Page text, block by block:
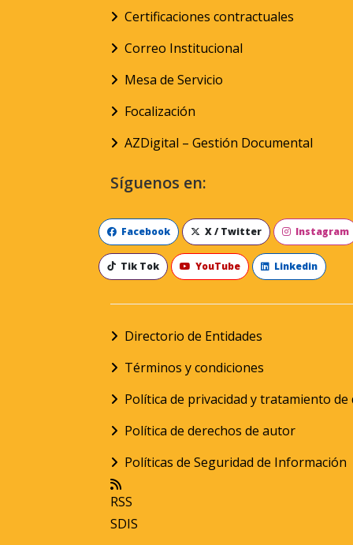
Certificaciones contractuales
Correo Institucional
Mesa de Servicio
Focalización
AZDigital – Gestión Documental
Síguenos en:
Facebook X / Twitter Instagram
Tik Tok YouTube Linkedin
Directorio de Entidades
Términos y condiciones
Política de privacidad y tratamiento
Política de derechos de autor
Políticas de Seguridad de Información
RSS
SDIS